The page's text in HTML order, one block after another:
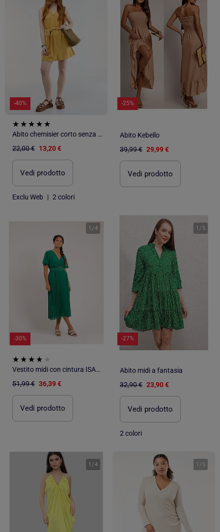
-40%
Abito chemisier corto senza maniche in misto lino
22,00 € 13,20 €
Vedi prodotto
Exclu Web | 2 colori
-25%
Abito Kebello
39,99 € 29,99 €
Vedi prodotto
1 /4
-30%
Vestito midi con cintura ISALA
51,99 € 36,39 €
Vedi prodotto
1 / 5
-27%
Abito midi a fantasia
32,90 € 23,90 €
Vedi prodotto
2 colori
1 /4 1 / 5